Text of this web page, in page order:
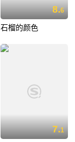
8.6
石榴的颜色
7.1